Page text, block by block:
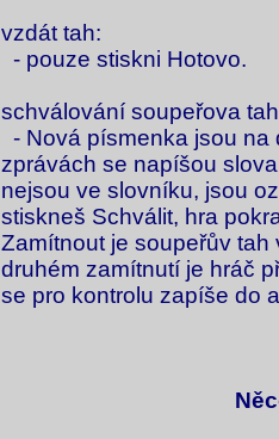
vzdát tah:
- pouze stiskni Hotovo.
schválování soupeřova
- Nová písmenka jsou
zprávách se napíšou
nejsou ve slovníku, jsou
stiskneš Schválit, hra
Zamítnout je soupeřův
druhém zamítnutí je hráč
se pro kontrolu zapíše do